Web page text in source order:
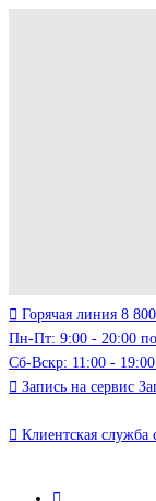
Горячая линия 8
Пн-Пт: 9:00 - 20:00
Сб-Вскр: 11:00 -
Запись на сервис
Клиентская служба